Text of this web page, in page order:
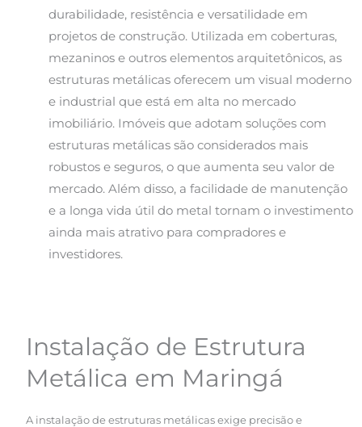
durabilidade, resistência e versatilidade em
projetos de construção. Utilizada em coberturas,
mezaninos e outros elementos arquitetônicos, as
estruturas metálicas oferecem um visual moderno
e industrial que está em alta no mercado
imobiliário. Imóveis que adotam soluções com
estruturas metálicas são considerados mais
robustos e seguros, o que aumenta seu valor de
mercado. Além disso, a facilidade de manutenção
e a longa vida útil do metal tornam o investimento
ainda mais atrativo para compradores e
investidores.
Instalação de Estrutura
Metálica em Maringá
A instalação de estruturas metálicas exige precisão e